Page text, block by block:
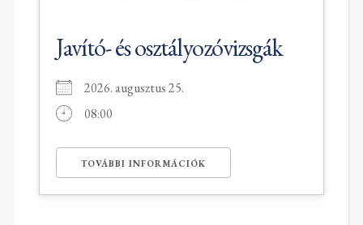
Javító- és osztályozóvizsgák
2026. augusztus 25.
08:00
TOVÁBBI INFORMÁCIÓK